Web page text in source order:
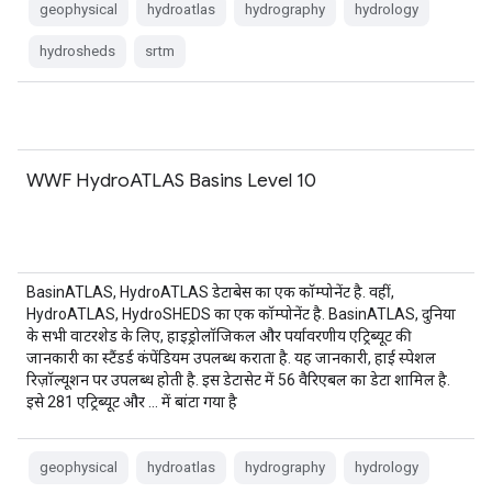
geophysical hydroatlas hydrography hydrology
hydrosheds srtm
WWF HydroATLAS Basins Level 10
BasinATLAS, HydroATLAS डेटाबेस का एक कॉम्पोनेंट है. वहीं,
HydroATLAS, HydroSHEDS का एक कॉम्पोनेंट है. BasinATLAS, दुनिया
के सभी वाटरशेड के लिए, हाइड्रोलॉजिकल और पर्यावरणीय एट्रिब्यूट की
जानकारी का स्टैंडर्ड कंपेंडियम उपलब्ध कराता है. यह जानकारी, हाई स्पेशल
रिज़ॉल्यूशन पर उपलब्ध होती है. इस डेटासेट में 56 वैरिएबल का डेटा शामिल है.
इसे 281 एट्रिब्यूट और … में बांटा गया है
geophysical hydroatlas hydrography hydrology